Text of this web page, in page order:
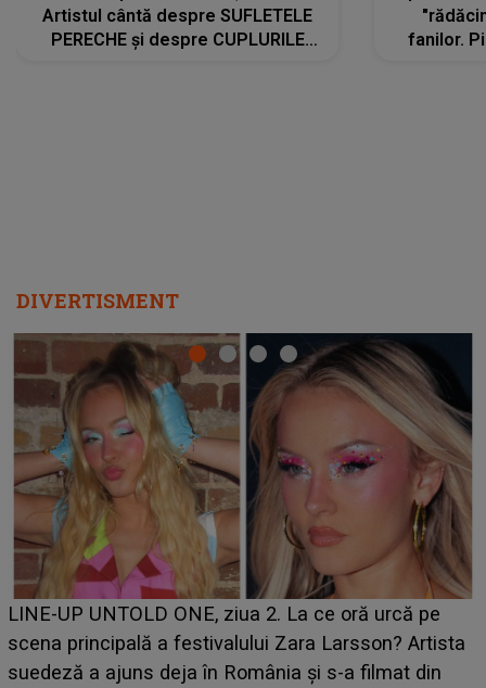
Artistul cântă despre SUFLETELE
PERECHE și despre CUPLURILE
fanilor.
DIVERTISMENT
Ce a dezvăluit noua concurentă din "Casa Iubirii" l-a
luat prin surprindere pe Emanuel. CINE ESTE
BĂIATUL VIZAT de Alexandra?! Aflându-se în fața